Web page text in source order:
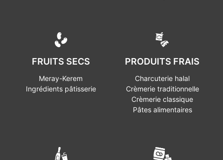
FRUITS SECS
Meray-Kerem
Ingrédients pâtisserie
PRODUITS FRAIS
Charcuterie halal
Crèmerie traditionnelle
Crèmerie classique
Pâtes alimentaires